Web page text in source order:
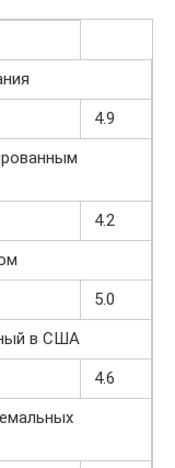
4.9
4.2
5.0
в США
4.6